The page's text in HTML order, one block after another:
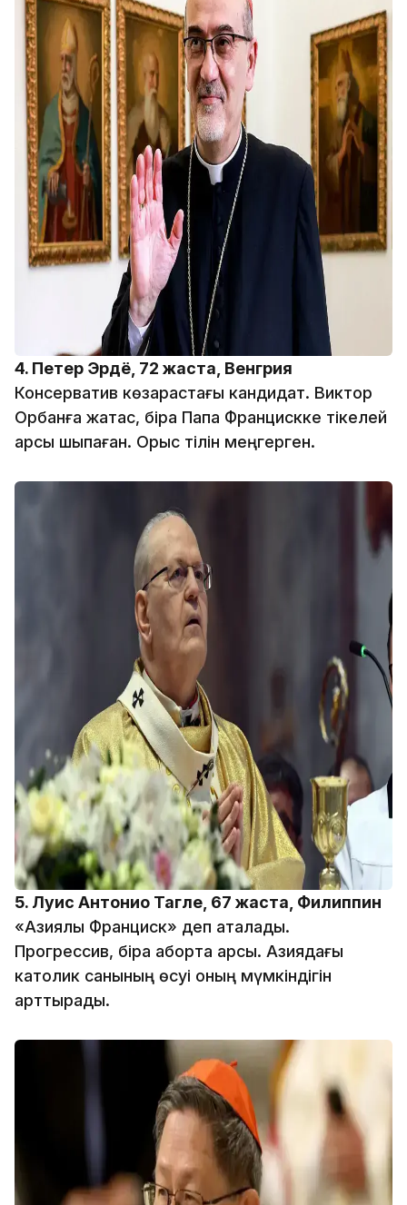
4. Петер Эрдё, 72 жаста, Венгрия
Консерватив көзқарастағы кандидат. Виктор
Орбанға жақтас, бірақ Папа Францискке тікелей
қарсы шықпаған. Орыс тілін меңгерген.
5. Луис Антонио Тагле, 67 жаста, Филиппин
«Азиялық Франциск» деп аталады.
Прогрессив, бірақ абортқа қарсы. Азиядағы
католик санының өсуі оның мүмкіндігін
арттырады.